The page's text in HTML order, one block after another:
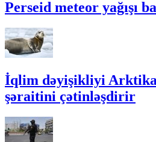
Perseid meteor yağışı
İqlim dəyişikliyi
şəraitini çətinləşdirir